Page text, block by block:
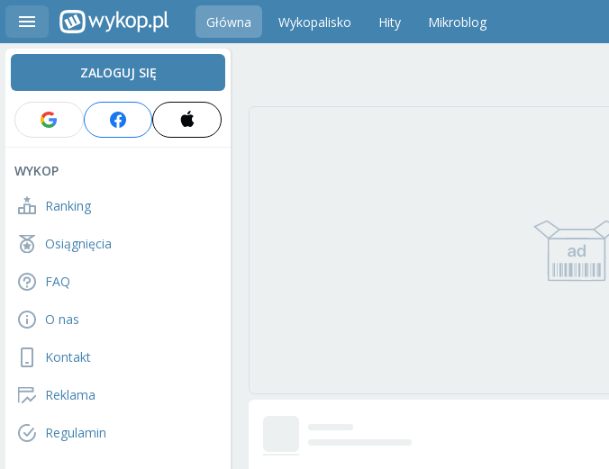
Główna Wykopalisko Hity Mikroblog
ZALOGUJ SIĘ
WYKOP
Ranking
Osiągnięcia
FAQ
O nas
Kontakt
Reklama
Regulamin